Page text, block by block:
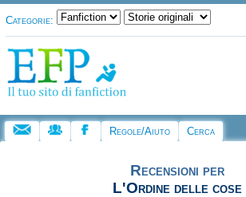
Categorie:
Regole/Aiuto Cerca
Recensioni per
L'Ordine delle cose